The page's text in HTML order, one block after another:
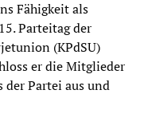
Fähigkeit als
Parteitag der
(KPdSU)
er die Mitglieder
Partei aus und